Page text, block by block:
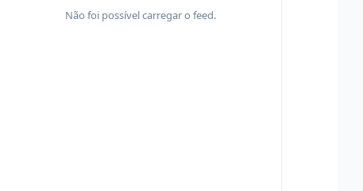
Não foi possível carregar o feed.